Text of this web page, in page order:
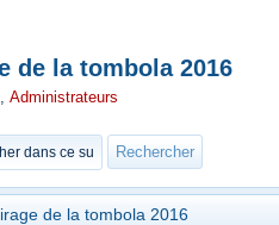
de la tombola 2016
,Administrateurs
de la tombola 2016